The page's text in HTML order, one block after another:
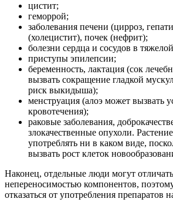
цистит;
геморрой;
заболевания печени (цирроз,
(холецистит), почек (нефрит);
болезни сердца и сосудов в
приступы эпилепсии;
беременность, лактация (сок
вызвать сокращение гладкой
риск выкидыша);
менструация (алоэ может вызвать
кровотечения);
раковые заболевания,
злокачественные опухоли.
употреблять ни в каком виде,
вызвать рост клеток
Наконец, отдельные люди могут
непереносимостью компонентов,
отказаться от употребления препаратов